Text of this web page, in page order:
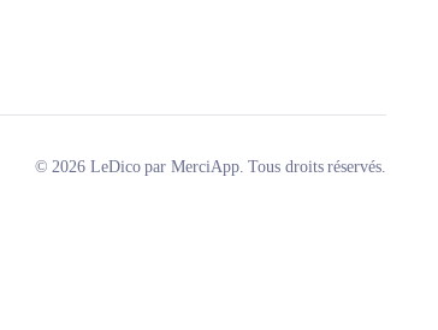
© 2026 LeDico par MerciApp. Tous droits réservés.